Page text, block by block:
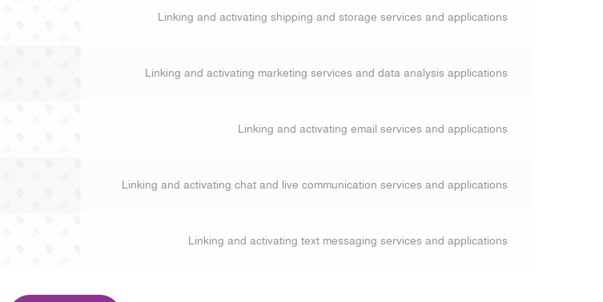
Linking and activating shipping and storage services and applications
Linking and activating marketing services and data analysis applications
Linking and activating email services and applications
Linking and activating chat and live communication services and applications
Linking and activating text messaging services and applications